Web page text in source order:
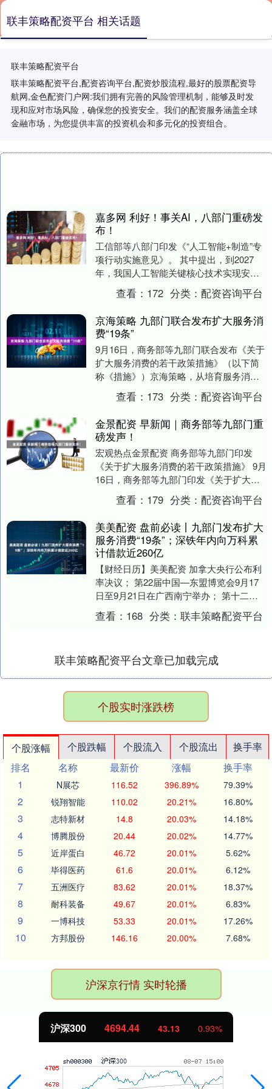
联丰策略配资平台
联丰策略配资平台,配资咨询平台,配资炒股流程,最好的股票配资导
航网,金色配资门户网:我们拥有完善的风险管理机制，能够及时发
现和应对市场风险，确保您的投资安全。我们的配资服务涵盖全球
金融市场，为您提供丰富的投资机会和多元化的投资组合。
联丰策略配资平台 相关话题
嘉多网 利好！事关AI，八部门重磅发
布！
工信部等八部门印发《“人工智能+制造”专
项行动实施意见》。 其中提出，到2027
年，我国人工智能关键核心技术实现安全
可靠供给，产业规模和赋能水平稳居世界
前列。推....
查看： 172 分类：配资咨询平台
京海策略 九部门联合发布扩大服务消
费“19条”
9月16日，商务部等九部门联合发布《关于
扩大服务消费的若干政策措施》（以下简
称《措施》）京海策略，从培育服务消费
促进平台、丰富高品质服务供给、激发服
务消费新增量....
查看： 173 分类：配资咨询平台
金景配资 早新闻｜商务部等九部门重
磅发声！
宏观热点金景配资 商务部等九部门印发
《关于扩大服务消费的若干政策措施》 9月
16日，商务部等九部门印发《关于扩大服
务消费的若干政策措施》，其中提出，实
施服务消费....
查看： 179 分类：配资咨询平台
美美配资 盘前必读丨九部门发布扩大
服务消费“19条”；深铁年内向万科累
计借款近260亿
【财经日历】美美配资 加拿大央行公布利
率决议； 第22届中国—东盟博览会9月17
日至9月21日在广西南宁举办； 第十二届
北京香山论坛9月17日至9月19日在北京....
查看： 168 分类：联丰策略配资平台
联丰策略配资平台文章已加载完成
个股实时涨跌榜
个股涨幅 个股跌幅 个股流入 个股流出
换手率
排名
名称 最新价 涨幅
换手率
1
N展芯 116.52 396.89% 79.39%
2 锐翔智能 110.02 20.21% 16.80%
3 志特新材 14.8 20.03% 14.18%
4 博腾股份 20.44 20.02% 14.77%
5 近岸蛋白 46.72 20.01% 5.62%
6 毕得医药 61.6 20.01% 6.12%
7 五洲医疗 83.62 20.01% 18.37%
8 耐科装备 49.67 20.01% 6.83%
9 一博科技 53.33 20.01% 17.26%
10 方邦股份 146.16 20.00% 7.68%
沪深京行情 实时轮播
沪深300 4694.44 43.13 0.93%